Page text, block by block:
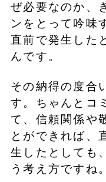
ぜ必要なのか、
ンをとって吟味
直前で発生した
んです。
その納得の度合
す。ちゃんとコ
て、信頼関係や
とができれば、
生したとしても
う考え方ですね。